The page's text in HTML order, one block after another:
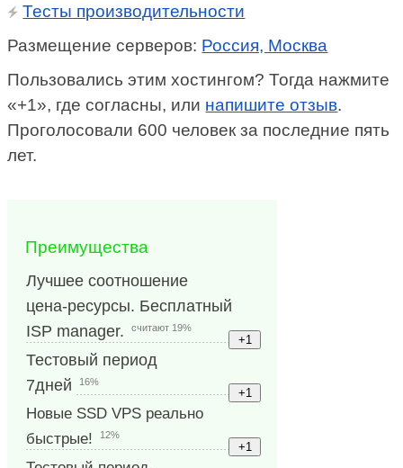
Тесты производительности
Размещение серверов: Россия, Москва
Пользовались этим хостингом? Тогда нажмите
«+1», где согласны, или напишите отзыв.
Проголосовали 600 человек за последние пять
лет.
Преимущества
Лучшее соотношение
цена-ресурсы. Бесплатный
ISP manager.
считают 19%
Тестовый период
7дней
16%
Новые SSD VPS реально
быстрые!
12%